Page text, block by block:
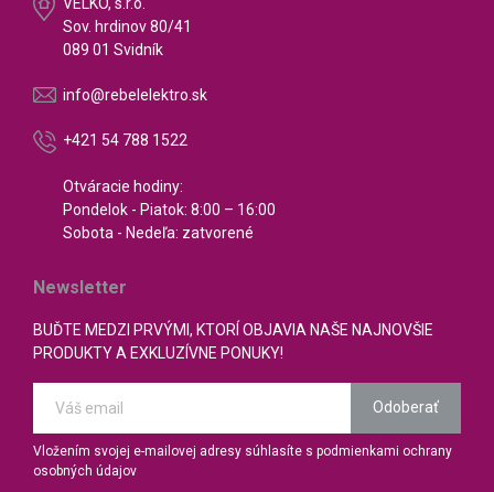
Sov. hrdinov 80/41
089 01 Svidník
info@rebelelektro.sk
+421 54 788 1522
Otváracie hodiny:
Pondelok - Piatok: 8:00 – 16:00
Sobota - Nedeľa: zatvorené
Newsletter
BUĎTE MEDZI PRVÝMI, KTORÍ OBJAVIA NAŠE NAJNOVŠIE
PRODUKTY A EXKLUZÍVNE PONUKY!
Odoberať
Vložením svojej e-mailovej adresy súhlasíte s podmienkami ochrany
osobných údajov